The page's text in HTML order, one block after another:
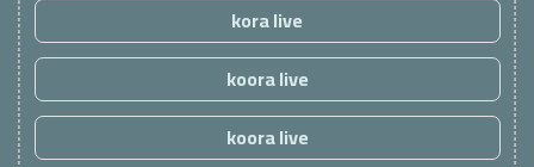
kora live
koora live
koora live